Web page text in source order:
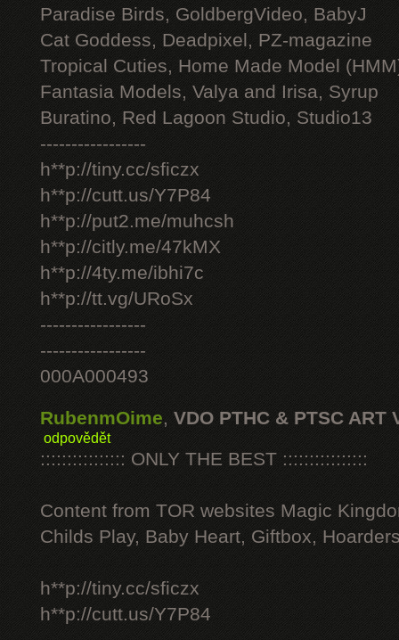
Paradise Birds, GoldbergVideo, BabyJ
Cat Goddess, Deadpixel, PZ-magazine
Tropical Cuties, Home Made Model
Fantasia Models, Valya and Irisa, Syrup
Buratino, Red Lagoon Studio, Studio13
-----------------
h**p://tiny.cc/sficzx
h**p://cutt.us/Y7P84
h**p://put2.me/muhcsh
h**p://citly.me/47kMX
h**p://4ty.me/ibhi7c
h**p://tt.vg/URoSx
-----------------
-----------------
000A000493
RubenmOime, VDO PTHC & PTSC ART
odpovědět
:::::::::::::::: ONLY THE BEST ::::::::::::::::
Content from TOR websites Magic
Childs Play, Baby Heart, Giftbox,
h**p://tiny.cc/sficzx
h**p://cutt.us/Y7P84